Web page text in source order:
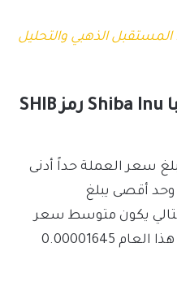
عملة BNX (BinaryX) المستقبل الذهبي والتحليل
توقعات سعر عملة شيبا Shiba Inu رمز SHIB
أن يبلغ سعر العملة حداً أدنى
أمريكي وحد أقصى يبلغ
وبالتالي يكون متوسط سعر
عملة شيبا Shiba رمز SHIB في هذا العام 0.00001645